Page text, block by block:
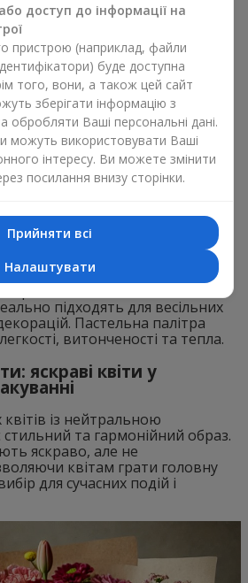
для підкреслення
та фіолетового – головні
стануть головними
додають букетам глибини та
поєднуючись із пастельними та
Такі кольори чудово
і святкових композиціях,
елегантності.
для романтичних
залишаються актуальними
і романтичних квіткових
підходять для весільних
Пастельна палітра
витонченості та тепла.
яскраві квіти у
із нейтральною
та гармонійний образ.
яскраво, але не
квітам грати головну
для сучасних подій і
доступ до інформації на
пристрою (наприклад, файли
буде доступна
того, вони, а також цей сайт
зберігати інформацію з
Ваші персональні дані.
можуть використовувати Ваші
інтересу. Ви можете змінити
посилання внизу сторінки.
Прийняти всі
Налаштувати